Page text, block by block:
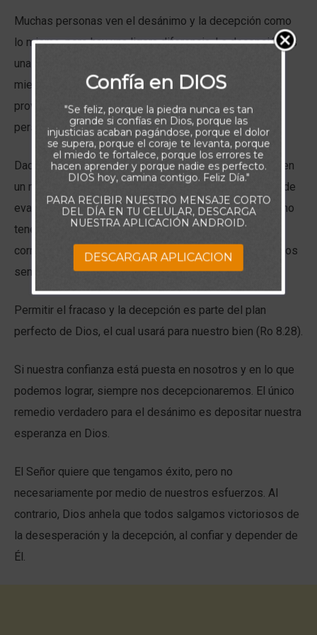
Muchas personas ven el desánimo y la decepción como
lo mismo, pero hay una ligera diferencia. La decepción es
una respuesta emocional a una expectativa fallida,
mientras que el desánimo, o la desesperación, suele
provenir de una desilusión prolongada o una dificultad
persistente.
Dado que no podemos experimentar el éxito perfecto en
un mundo caído, o evitar el sufrimiento, no hay manera de
evadir todas las decepciones en la vida. Sin embargo, no
tenemos que vivir desanimados. Con la perspectiva
correcta de Dios y de su soberanía, podemos superar los
sentimientos de desesperación.
Permitir el fracaso y la decepción es parte del plan
perfecto de Dios, el cual usará para nuestro bien (Ro 8.28).
Si nuestra confianza está puesta en nosotros y en lo que
podemos lograr, siempre nos decepcionaremos. El único
remedio verdadero para el desánimo es depositar nuestra
esperanza en Dios.
El Señor quiere que tengamos éxito, pero no
necesariamente por medio de nuestros esfuerzos. Al
contrario, Dios anhela que todos salgamos victoriosos de
la desesperación y la decepción, al confiar y depender de
Él.
Confía en DIOS
"Se feliz, porque la piedra nunca es tan
grande si confías en Dios, porque las
injusticias acaban pagándose, porque el dolor
se supera, porque el coraje te levanta, porque
el miedo te fortalece, porque los errores te
hacen aprender y porque nadie es perfecto.
DIOS hoy, camina contigo. Feliz Día."
PARA RECIBIR NUESTRO MENSAJE CORTO
DEL DÍA EN TU CELULAR, DESCARGA
NUESTRA APLICACIÓN ANDROID.
DESCARGAR APLICACION